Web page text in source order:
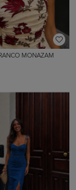
MONAZAM